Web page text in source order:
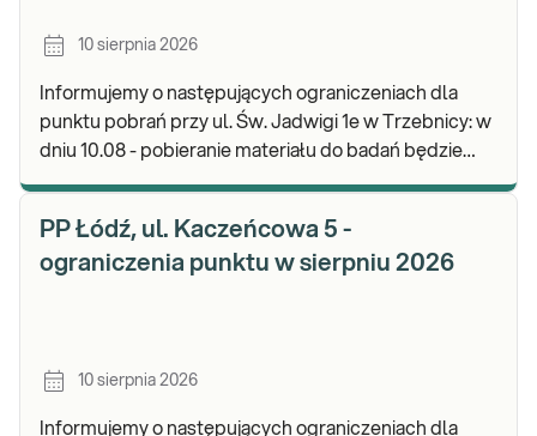
10 sierpnia 2026
Informujemy o następujących ograniczeniach dla
punktu pobrań przy ul. Św. Jadwigi 1e w Trzebnicy: w
dniu 10.08 - pobieranie materiału do badań będzie
PP Łódź, ul. Kaczeńcowa 5 -
ograniczenia punktu w sierpniu 2026
10 sierpnia 2026
Informujemy o następujących ograniczeniach dla